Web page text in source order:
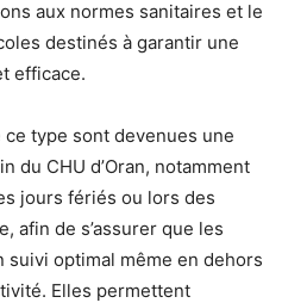
aux normes sanitaires et le
destinés à garantir une
efficace.
type sont devenues une
du CHU d’Oran, notamment
jours fériés ou lors des
afin de s’assurer que les
suivi optimal même en dehors
Elles permettent